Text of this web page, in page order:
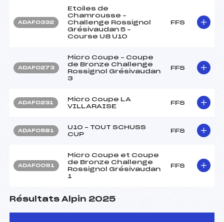
ADAF0332
Etoiles de
Chamrousse –
Challenge Rossignol
Grésivaudan 5 –
Course U8 U10
FFS
ADAF0273
Micro Coupe – Coupe
de Bronze Challenge
Rossignol Grésivaudan
3
FFS
ADAF0231
Micro Coupe LA
VILLARAISE
FFS
ADAF0581
U10 – TOUT SCHUSS
CUP
FFS
ADAF0091
Micro Coupe et Coupe
de Bronze Challenge
Rossignol Grésivaudan
1
FFS
Résultats Alpin 2025